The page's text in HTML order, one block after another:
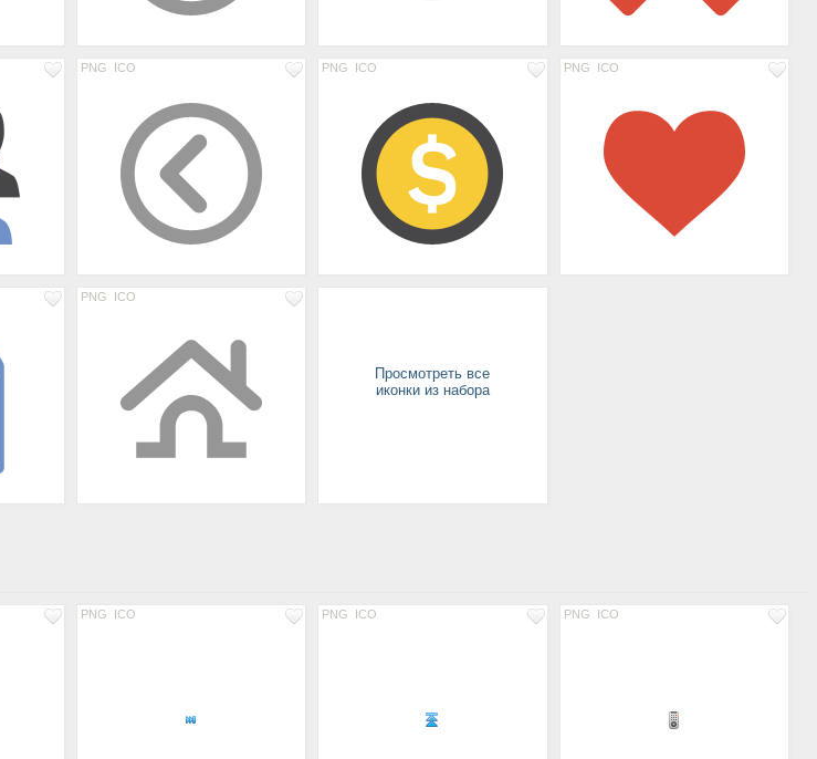
PNG ICO PNG ICO PNG ICO
PNG ICO
Просмотреть все
иконки из набора
PNG ICO PNG ICO PNG ICO